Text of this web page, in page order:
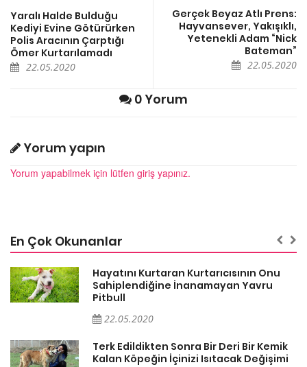
Yaralı Halde Bulduğu
Kediyi Evine Götürürken
Polis Aracının Çarptığı
Ömer Kurtarılamadı
22.05.2020
Gerçek Beyaz Atlı Prens:
Hayvansever, Yakışıklı,
Yetenekli Adam “Nick
Bateman”
22.05.2020
0 Yorum
Yorum yapın
Yorum yapabilmek için lütfen giriş yapınız.
En Çok Okunanlar
Hayatını Kurtaran Kurtarıcısının Onu
Sahiplendiğine İnanamayan Yavru
Pitbull
22.05.2020
Terk Edildikten Sonra Bir Deri Bir Kemik
Kalan Köpeğin İçinizi Isıtacak Değişimi